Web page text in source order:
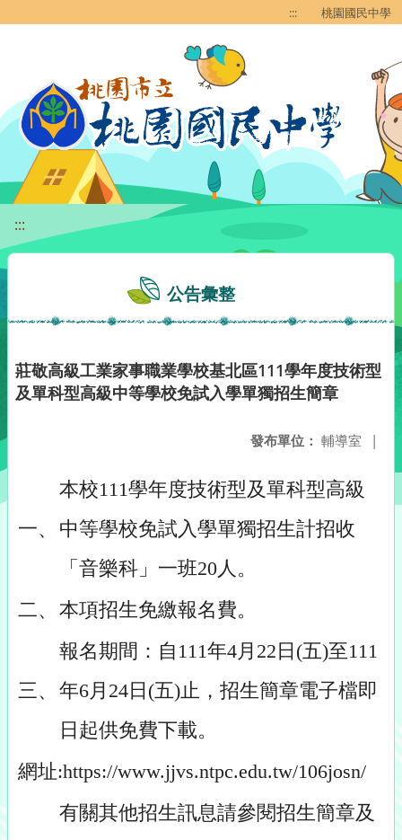
::: 桃園國民中學
:::
公告彙整
莊敬高級工業家事職業學校基北區111學年度技術型
及單科型高級中等學校免試入學單獨招生簡章
發布單位： 輔導室 |
一、
本校111學年度技術型及單科型高級
中等學校免試入學單獨招生計招收
「音樂科」一班20人。
二、 本項招生免繳報名費。
三、
報名期間：自111年4月22日(五)至111
年6月24日(五)止，招生簡章電子檔即
日起供免費下載。
網址:https://www.jjvs.ntpc.edu.tw/106josn/
有關其他招生訊息請參閱招生簡章及